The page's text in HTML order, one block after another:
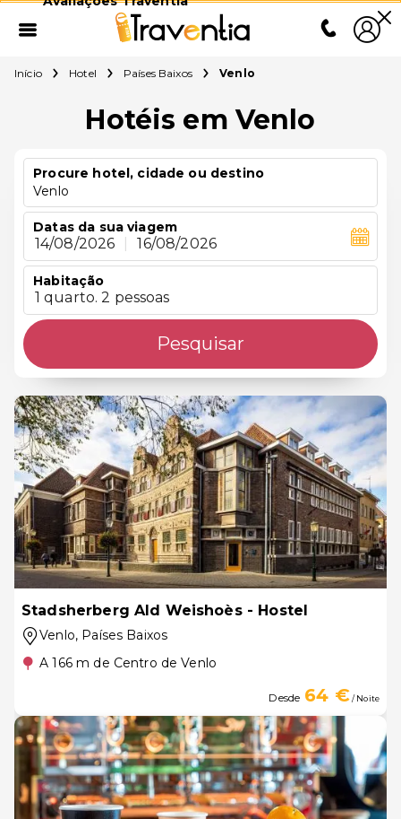
Início Hotel Países Baixos Venlo
Hotéis em Venlo
Procure hotel, cidade ou destino
Venlo
Datas da sua viagem
14/08/2026 16/08/2026
Habitação
1 quarto. 2 pessoas
Pesquisar
Stadsherberg Ald Weishoès - Hostel
Venlo, Países Baixos
A 166 m de Centro de Venlo
Desde 64 €/ Noite